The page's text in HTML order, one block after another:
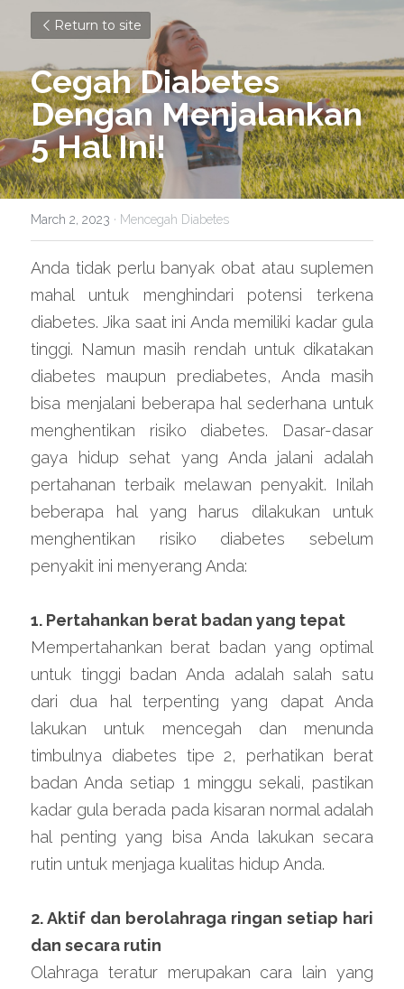
Return to site
Cegah Diabetes
Dengan Menjalankan
5 Hal Ini!
March 2, 2023 · Mencegah Diabetes
Anda tidak perlu banyak obat atau suplemen
mahal untuk menghindari potensi terkena
diabetes. Jika saat ini Anda memiliki kadar gula
tinggi. Namun masih rendah untuk dikatakan
diabetes maupun prediabetes, Anda masih
bisa menjalani beberapa hal sederhana untuk
menghentikan risiko diabetes. Dasar-dasar
gaya hidup sehat yang Anda jalani adalah
pertahanan terbaik melawan penyakit. Inilah
beberapa hal yang harus dilakukan untuk
menghentikan risiko diabetes sebelum
penyakit ini menyerang Anda:
1. Pertahankan berat badan yang tepat
Mempertahankan berat badan yang optimal
untuk tinggi badan Anda adalah salah satu
dari dua hal terpenting yang dapat Anda
lakukan untuk mencegah dan menunda
timbulnya diabetes tipe 2, perhatikan berat
badan Anda setiap 1 minggu sekali, pastikan
kadar gula berada pada kisaran normal adalah
hal penting yang bisa Anda lakukan secara
rutin untuk menjaga kualitas hidup Anda.
2. Aktif dan berolahraga ringan setiap hari
dan secara rutin
Olahraga teratur merupakan cara lain yang